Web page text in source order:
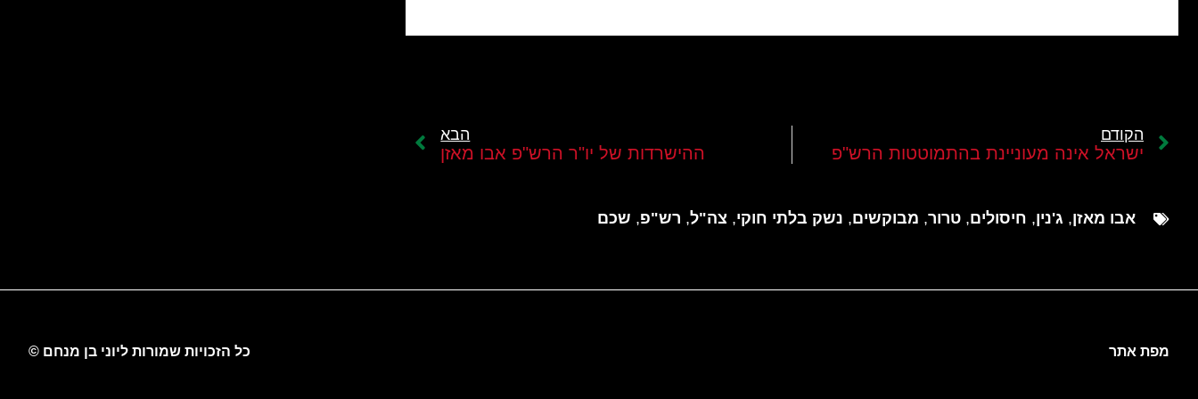
הקודם
ישראל אינה מעוניינת בהתמוטטות הרש"פ
הבא
ההישרדות של יו"ר הרש"פ אבו מאזן
אבו מאזן, ג'נין, חיסולים, טרור, מבוקשים, נשק בלתי חוקי, צה"ל, רש"פ, שכם
מפת אתר כל הזכויות שמורות ליוני בן מנחם ©